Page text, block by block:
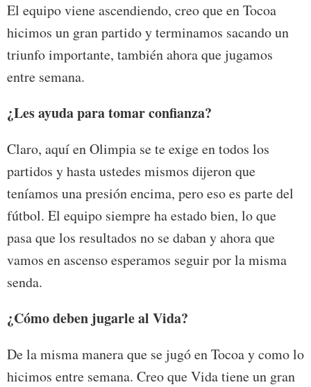
El equipo viene ascendiendo, creo que en Tocoa
hicimos un gran partido y terminamos sacando un
triunfo importante, también ahora que jugamos
entre semana.
¿Les ayuda para tomar confianza?
Claro, aquí en Olimpia se te exige en todos los
partidos y hasta ustedes mismos dijeron que
teníamos una presión encima, pero eso es parte del
fútbol. El equipo siempre ha estado bien, lo que
pasa que los resultados no se daban y ahora que
vamos en ascenso esperamos seguir por la misma
senda.
¿Cómo deben jugarle al Vida?
De la misma manera que se jugó en Tocoa y como lo
hicimos entre semana. Creo que Vida tiene un gran